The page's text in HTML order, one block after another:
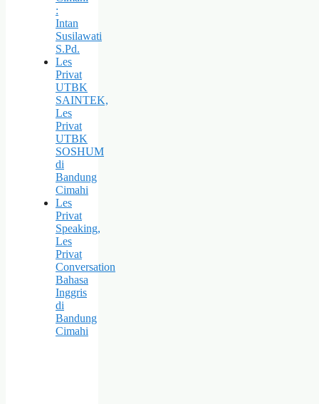
:
Intan
Susilawati
S.Pd.
Les
Privat
UTBK
SAINTEK,
Les
Privat
UTBK
SOSHUM
di
Bandung
Cimahi
Les
Privat
Speaking,
Les
Privat
Conversation
Bahasa
Inggris
di
Bandung
Cimahi